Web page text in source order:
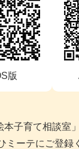
版
子育て相談室
ミーテにご登録